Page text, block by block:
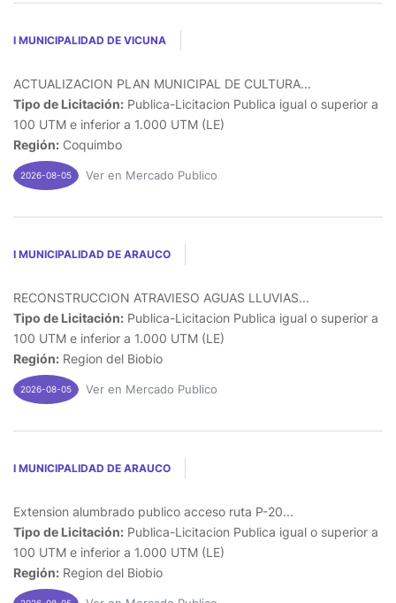
I MUNICIPALIDAD DE VICUNA
ACTUALIZACION PLAN MUNICIPAL DE CULTURA...
Tipo de Licitación: Publica-Licitacion Publica igual o superior a
100 UTM e inferior a 1.000 UTM (LE)
Región: Coquimbo
2026-08-05 Ver en Mercado Publico
I MUNICIPALIDAD DE ARAUCO
RECONSTRUCCION ATRAVIESO AGUAS LLUVIAS...
Tipo de Licitación: Publica-Licitacion Publica igual o superior a
100 UTM e inferior a 1.000 UTM (LE)
Región: Region del Biobio
2026-08-05 Ver en Mercado Publico
I MUNICIPALIDAD DE ARAUCO
Extension alumbrado publico acceso ruta P-20...
Tipo de Licitación: Publica-Licitacion Publica igual o superior a
100 UTM e inferior a 1.000 UTM (LE)
Región: Region del Biobio